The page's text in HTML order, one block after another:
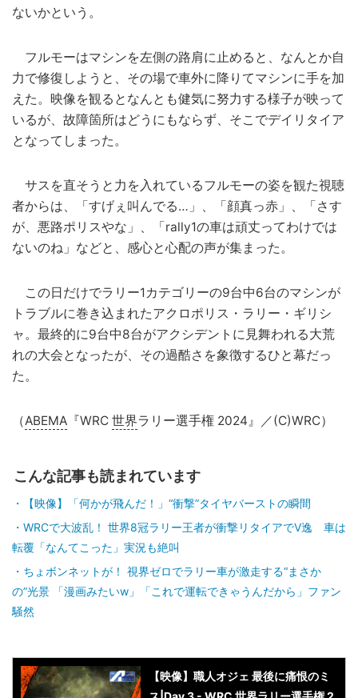
ないかという。
フルモーはマシンを左側の路肩に止めると、なんとか自
力で修復しようと、その場で車外に降りてマシンに手を加
えた。映像を観るとなんとも健気に努力する様子が映って
いるが、故障箇所はどうにもならず、そこでデイリタイア
となってしまった。
サスを直そうと力を入れているフルモーの姿を観た視聴
者からは、「すげぇ叫んでる…」、「顔真っ赤」、「さす
が、悪路ポリスやな」、「rally1の車は頑丈ってわけでは
ないのね」などと、感心と心配の声が集まった。
この日だけでラリー1カテゴリーの9台中6台のマシンが
トラブルに巻き込まれたアクロポリス・ラリー・ギリシ
ャ。最終的に9台中8台がアクシデントに見舞われる大荒
れの大会となったが、その過酷さを象徴するひと幕だっ
た。
（ABEMA 『WRC 世界ラリー選手権 2024』／(C)WRC）
こんな記事も読まれています
【映像】「何かが飛んだ！」“衝撃”タイヤバーストの瞬間
WRCで大波乱！ 世界8冠ラリー王者が衝撃リタイアでV逸 車は
転覆「なんてこった」実況も絶叫
ちょボンネットが！ 視界ゼロでラリー車が激走する“まさか
の”光景 「漫画みたいw」「これで運転できゃうんだから」ファン
騒然
【映像】職人オジェ 最後に痛恨のミ